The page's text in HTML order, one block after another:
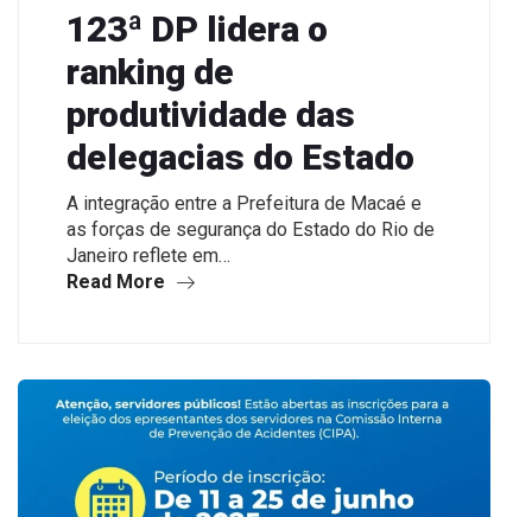
123ª DP lidera o
ranking de
produtividade das
delegacias do Estado
A integração entre a Prefeitura de Macaé e
as forças de segurança do Estado do Rio de
Janeiro reflete em…
Read More